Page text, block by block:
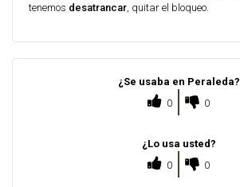
tenemos desatrancar, quitar el bloqueo.
¿Se usaba en Peraleda?
0
0
¿Lo usa usted?
0
0